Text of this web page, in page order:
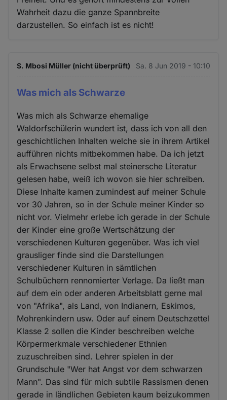
Wahrheit dazu die ganze Spannbreite
darzustellen. So einfach ist es nicht!
S. Mbosi Müller (nicht überprüft) Sa. 8 Jun 2019 - 10:10
Was mich als Schwarze
Was mich als Schwarze ehemalige
Waldorfschülerin wundert ist, dass ich von all den
geschichtlichen Inhalten welche sie in ihrem Artikel
aufführen nichts mitbekommen habe. Da ich jetzt
als Erwachsene selbst mal steinersche Literatur
gelesen habe, weiß ich wovon sie hier schreiben.
Diese Inhalte kamen zumindest auf meiner Schule
vor 30 Jahren, so in der Schule meiner Kinder so
nicht vor. Vielmehr erlebe ich gerade in der Schule
der Kinder eine große Wertschätzung der
verschiedenen Kulturen gegenüber. Was ich viel
grausliger finde sind die Darstellungen
verschiedener Kulturen in sämtlichen
Schulbüchern rennomierter Verlage. Da ließt man
auf dem ein oder anderen Arbeitsblatt gerne mal
von "Afrika", als Land, von Indianern, Eskimos,
Mohrenkindern usw. Oder auf einem Deutschzettel
Klasse 2 sollen die Kinder beschreiben welche
Körpermerkmale verschiedener Ethnien
zuzuschreiben sind. Lehrer spielen in der
Grundschule "Wer hat Angst vor dem schwarzen
Mann". Das sind für mich subtile Rassismen denen
gerade in ländlichen Gebieten kaum beizukommen